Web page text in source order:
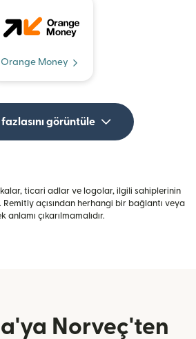
Orange Money
görüntüle
ticari adlar ve logolar, ilgili sahiplerinin
açısından herhangi bir bağlantı veya
anlamı çıkarılmamalıdır.
Norveç'ten